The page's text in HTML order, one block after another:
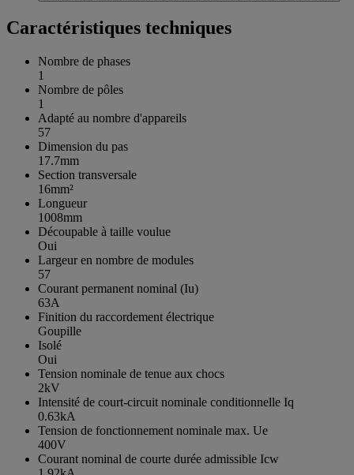
Caractéristiques techniques
Nombre de phases
1
Nombre de pôles
1
Adapté au nombre d'appareils
57
Dimension du pas
17.7mm
Section transversale
16mm²
Longueur
1008mm
Découpable à taille voulue
Oui
Largeur en nombre de modules
57
Courant permanent nominal (Iu)
63A
Finition du raccordement électrique
Goupille
Isolé
Oui
Tension nominale de tenue aux chocs
2kV
Intensité de court-circuit nominale conditionnelle Iq
0.63kA
Tension de fonctionnement nominale max. Ue
400V
Courant nominal de courte durée admissible Icw